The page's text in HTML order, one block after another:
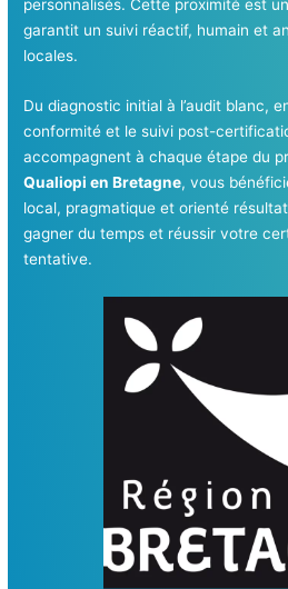
personnalisés. Cette proximité est
garantit un suivi réactif, humain et
locales.
Du diagnostic initial à l’audit blanc,
conformité et le suivi post-
accompagnent à chaque étape du
Qualiopi en Bretagne, vous
local, pragmatique et orienté
gagner du temps et réussir votre
tentative.